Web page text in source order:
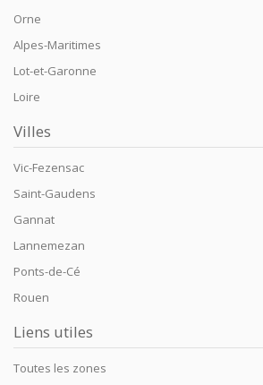
Orne
Alpes-Maritimes
Lot-et-Garonne
Loire
Villes
Vic-Fezensac
Saint-Gaudens
Gannat
Lannemezan
Ponts-de-Cé
Rouen
Liens utiles
Toutes les zones